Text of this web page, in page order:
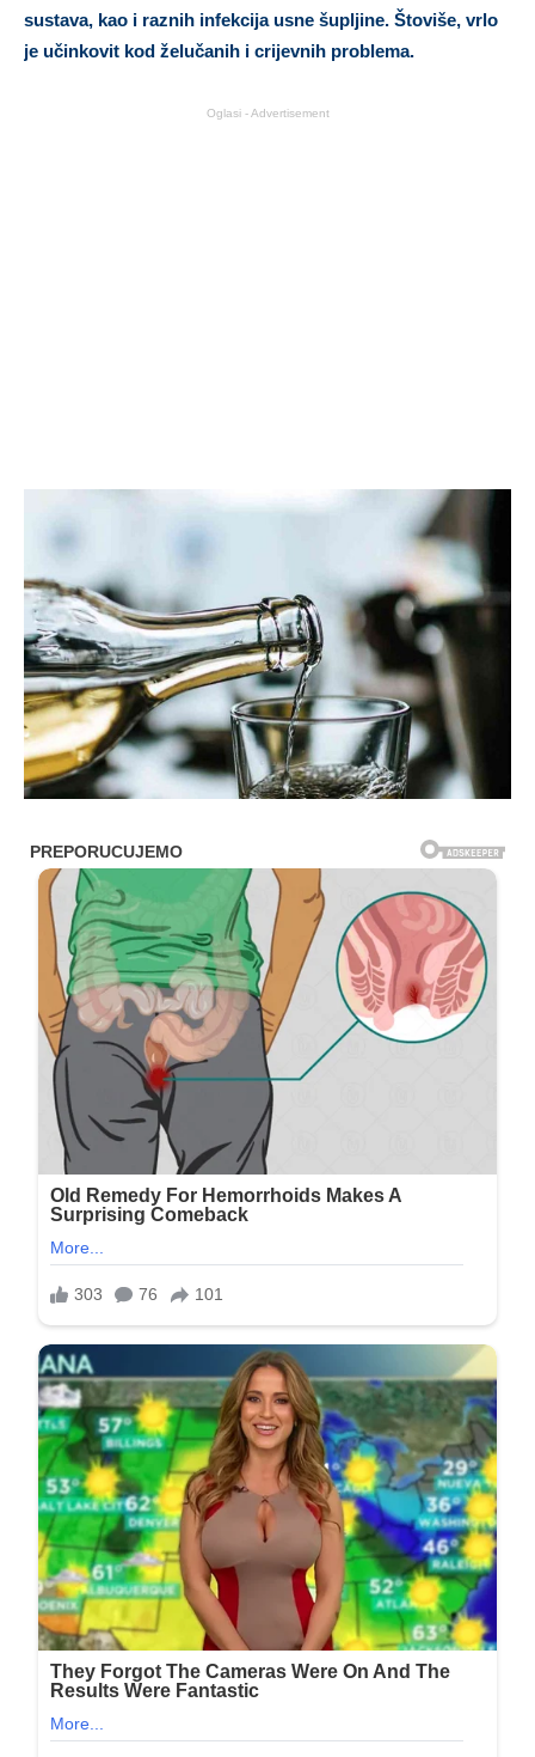
sustava, kao i raznih infekcija usne šupljine. Štoviše, vrlo
je učinkovit kod želučanih i crijevnih problema.
Oglasi - Advertisement